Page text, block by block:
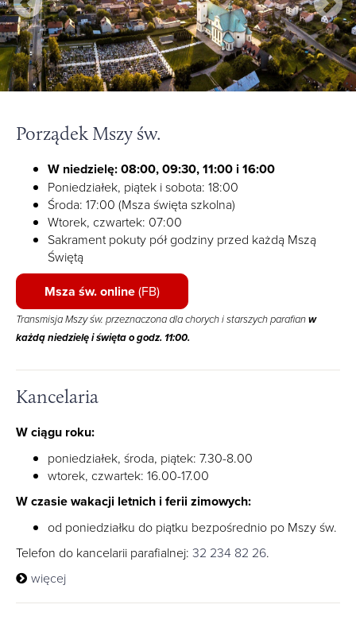
Porządek Mszy św.
W niedzielę: 08:00, 09:30, 11:00 i 16:00
Poniedziałek, piątek i sobota: 18:00
Środa: 17:00 (Msza święta szkolna)
Wtorek, czwartek: 07:00
Sakrament pokuty pół godziny przed każdą Mszą
Świętą
Msza św. online(FB)
Transmisja Mszy św. przeznaczona dla chorych i starszych parafianw
każdą niedzielę i święta o godz. 11:00.
Kancelaria
W ciągu roku:
poniedziałek, środa, piątek: 7.30-8.00
wtorek, czwartek: 16.00-17.00
W czasie wakacji letnich i ferii zimowych:
od poniedziałku do piątku bezpośrednio po Mszy św.
Telefon do kancelarii parafialnej: 32 234 82 26.
więcej